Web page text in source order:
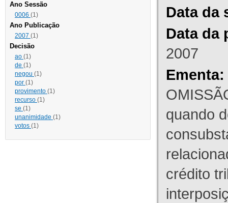
Ano Sessão
0006 (1)
Ano Publicação
2007 (1)
Decisão
ao (1)
de (1)
negou (1)
por (1)
provimento (1)
recurso (1)
se (1)
unanimidade (1)
votos (1)
Data da
Data da
2007
Ementa:
quando
crédito